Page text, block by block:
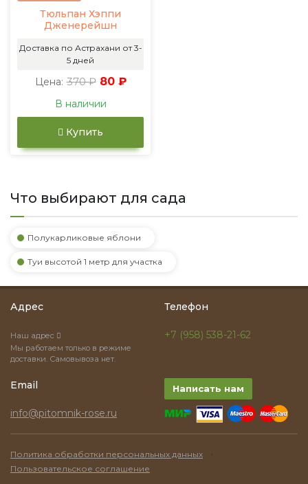
Тюльпан Хэппи
Дженерейшн
Доставка по Астрахани от 3-
5 дней
Цена: 370 ₽ 80 ₽
В наличии
Купить
Что выбирают для сада
Полукарликовые яблони
Туи высотой 1 метр для участка
Адрес
Наш адрес
Мы работаем только в режиме
доставки. Самовывоза нет.
Телефон
+7 (958) 538-21-62
Email
info@pitomnik-rose.ru
Написать нам
Политика обработки персональных данных ·
Пользовательское соглашение